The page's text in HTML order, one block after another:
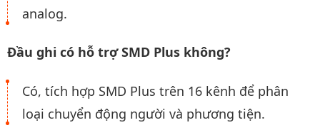
analog.
Đầu ghi có hỗ trợ SMD Plus không?
Có, tích hợp SMD Plus trên 16 kênh để phân
loại chuyển động người và phương tiện.